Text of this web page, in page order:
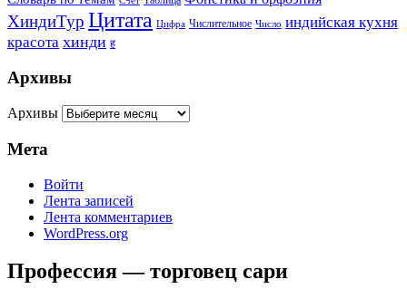
ХиндиТур Цитата Цифра Числительное Число индийская кухня
красота хинди ह
Архивы
Архивы
Мета
Войти
Лента записей
Лента комментариев
WordPress.org
Профессия — торговец сари